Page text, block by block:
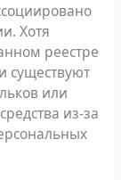
Хотя
реестре
существуют
или
из-за